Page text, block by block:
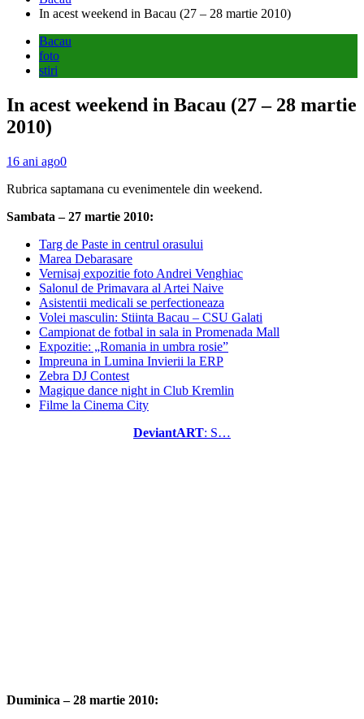
In acest weekend in Bacau (27 – 28 martie 2010)
Bacau
foto
stiri
In acest weekend in Bacau (27 – 28 martie
2010)
16 ani ago0
Rubrica saptamana cu evenimentele din weekend.
Sambata – 27 martie 2010:
Targ de Paste in centrul orasului
Marea Debarasare
Vernisaj expozitie foto Andrei Venghiac
Salonul de Primavara al Artei Naive
Asistentii medicali se perfectioneaza
Volei masculin: Stiinta Bacau – CSU Galati
Campionat de fotbal in sala in Promenada Mall
Expozitie: „Romania in umbra rosie”
Impreuna in Lumina Invierii la ERP
Zebra DJ Contest
Magique dance night in Club Kremlin
Filme la Cinema City
DeviantART: S…
Duminica – 28 martie 2010: